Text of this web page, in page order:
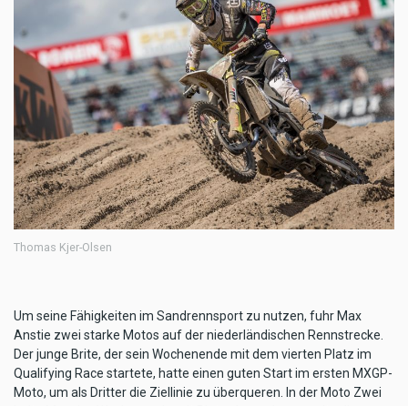
Thomas Kjer-Olsen
Um seine Fähigkeiten im Sandrennsport zu nutzen, fuhr Max
Anstie zwei starke Motos auf der niederländischen Rennstrecke.
Der junge Brite, der sein Wochenende mit dem vierten Platz im
Qualifying Race startete, hatte einen guten Start im ersten MXGP-
Moto, um als Dritter die Ziellinie zu überqueren. In der Moto Zwei